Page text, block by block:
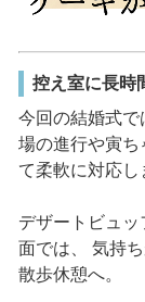
控え室に長時
今回の結婚式
場の進行や寅ち
て柔軟に対応し
デザートビュ
面では、 気持
散歩休憩へ。